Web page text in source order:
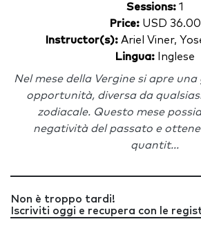
Sessions:1
Price:USD 36.00
Instructor(s): Ariel Viner,
Lingua: Inglese
Nel mese della Vergine si apre
opportunità, diversa da
zodiacale. Questo mese
negatività del passato e
quantit...
Non è troppo tardi!
Iscriviti oggi e recupera con le